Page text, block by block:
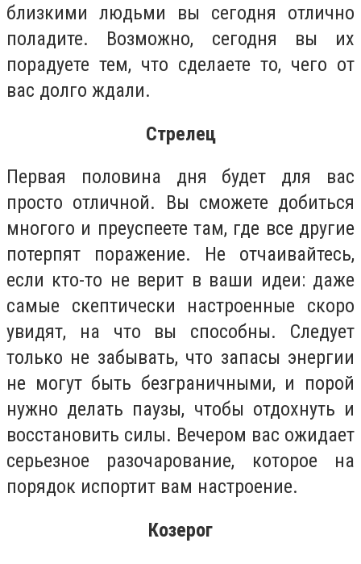
близкими людьми вы сегодня отлично
поладите. Возможно, сегодня вы их
порадуете тем, что сделаете то, чего от
вас долго ждали.
Стрелец
Первая половина дня будет для вас
просто отличной. Вы сможете добиться
многого и преуспеете там, где все другие
потерпят поражение. Не отчаивайтесь,
если кто-то не верит в ваши идеи: даже
самые скептически настроенные скоро
увидят, на что вы способны. Следует
только не забывать, что запасы энергии
не могут быть безграничными, и порой
нужно делать паузы, чтобы отдохнуть и
восстановить силы. Вечером вас ожидает
серьезное разочарование, которое на
порядок испортит вам настроение.
Козерог